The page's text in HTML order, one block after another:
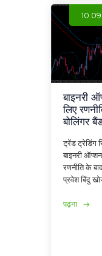
बाइनरी
लिए
बोलिंगर
ट्रेंड ट्रेडिंग
बाइनरी
रणनीति के
प्रवेश बिंदु
पढ़ना